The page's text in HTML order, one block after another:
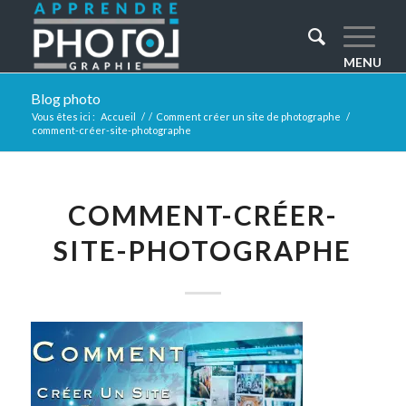
Blog photo
Vous êtes ici : Accueil / / Comment créer un site de photographe /
comment-créer-site-photographe
COMMENT-CRÉER-
SITE-PHOTOGRAPHE